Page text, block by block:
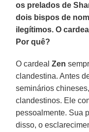
os prelados de
dois bispos de
ilegítimos. O
Por quê?
O cardealZen
clandestina. Antes
seminários
clandestinos. Ele
pessoalmente. Sua
disso, o